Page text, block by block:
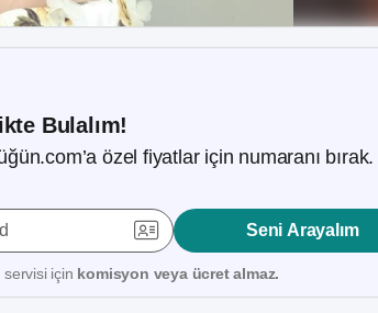
Bulalım!
özel fiyatlar için numaranı bırak.
Seni Arayalım
için komisyon veya ücret almaz.